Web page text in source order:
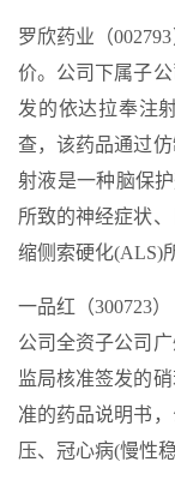
罗欣药业（
价。公司下属子
发的依达拉奉注
查，该药品通过
射液是一种脑保
所致的神经症状
缩侧索硬化(ALS)
一品红（300723
公司全资子公司
监局核准签发的
准的药品说明书
压、冠心病(慢性